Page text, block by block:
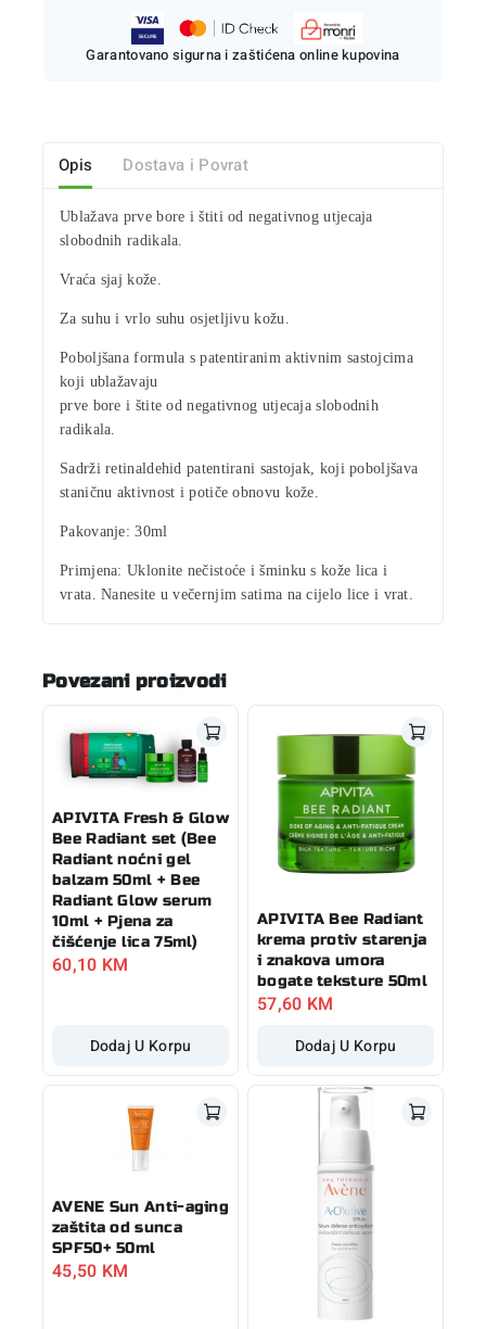
Garantovano sigurna i zaštićena online kupovina
Opis Dostava i Povrat
Ublažava prve bore i štiti od negativnog utjecaja
slobodnih radikala.
Vraća sjaj kože.
Za suhu i vrlo suhu osjetljivu kožu.
Poboljšana formula s patentiranim aktivnim sastojcima
koji ublažavaju
prve bore i štite od negativnog utjecaja slobodnih
radikala.
Sadržiretinaldehidpatentirani sastojak, koji poboljšava
staničnu aktivnost i potiče obnovu kože.
Pakovanje: 30ml
Primjena: Uklonite nečistoće i šminku s kože lica i
vrata. Nanesite u večernjim satima na cijelo lice i vrat.
Povezani proizvodi
APIVITA Fresh & Glow
Bee Radiant set (Bee
Radiant noćni gel
balzam 50ml + Bee
Radiant Glow serum
10ml + Pjena za
čišćenje lica 75ml)
60,10 KM
Dodaj U Korpu
APIVITA Bee Radiant
krema protiv starenja
i znakova umora
bogate teksture 50ml
57,60 KM
Dodaj U Korpu
AVENE Sun Anti-aging
zaštita od sunca
SPF50+ 50ml
45,50 KM